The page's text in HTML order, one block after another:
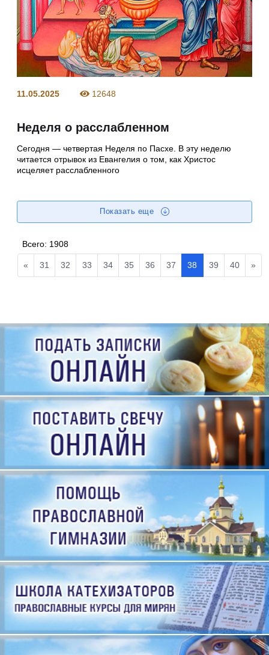
11.05.2025 12648
Неделя о расслабленном
Сегодня — четвертая Неделя по Пасхе. В эту неделю
читается отрывок из Евангелия о том, как Христос
исцеляет расслабленного
Показать еще
Всего: 1908
« 31 32 33 34 35 36 37 38 39 40 »